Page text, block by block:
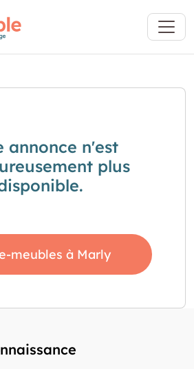
annonce n'est
plus
meubles à Marly